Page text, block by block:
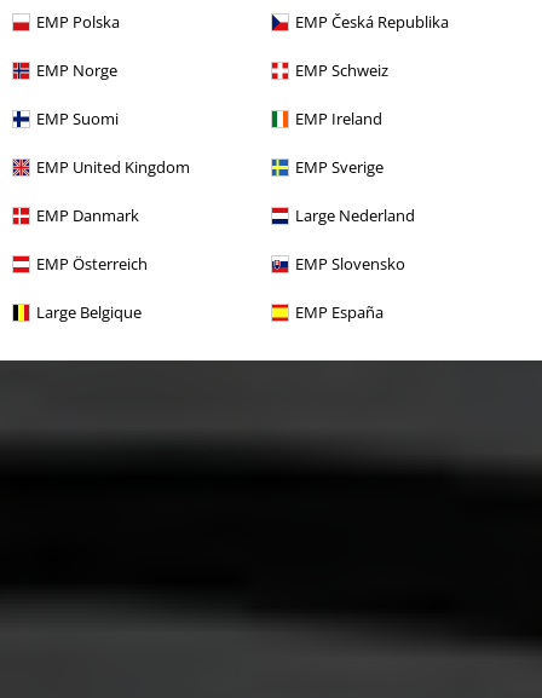
EMP Polska EMP Česká Republika
EMP Norge EMP Schweiz
EMP Suomi EMP Ireland
EMP United Kingdom EMP Sverige
EMP Danmark Large Nederland
EMP Österreich EMP Slovensko
Large Belgique EMP España